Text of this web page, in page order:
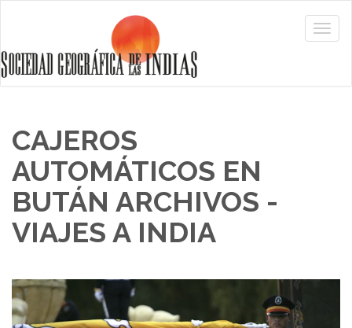
CAJEROS
AUTOMÁTICOS EN
BUTÁN ARCHIVOS -
VIAJES A INDIA